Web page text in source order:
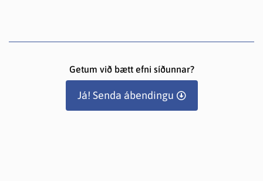
Getum við bætt efni síðunnar?
Já! Senda ábendingu